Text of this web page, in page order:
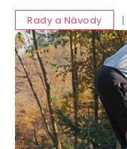
Rady a Návody